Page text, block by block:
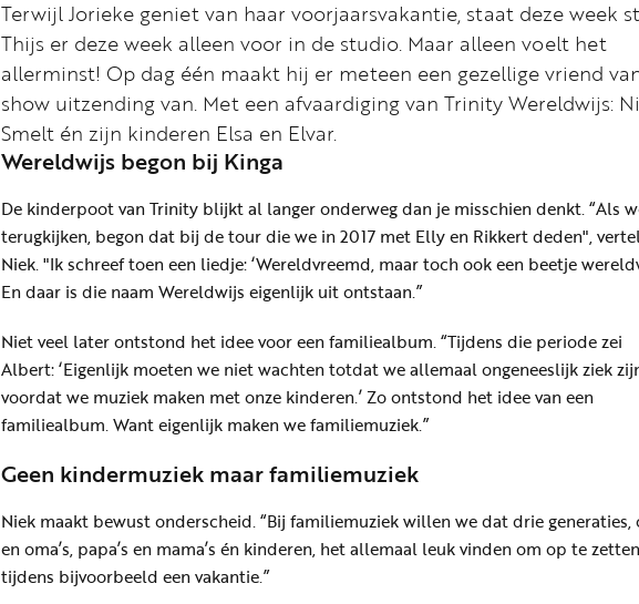
Terwijl Jorieke geniet van haar voorjaarsvakantie, staat deze week
Thijs er deze week alleen voor in de studio. Maar alleen voelt het
allerminst! Op dag één maakt hij er meteen een gezellige vriend
show uitzending van. Met een afvaardiging van Trinity Wereldwijs:
Smelt én zijn kinderen Elsa en Elvar.
Wereldwijs begon bij Kinga
De kinderpoot van Trinity blijkt al langer onderweg dan je misschien denkt. “Als
terugkijken, begon dat bij de tour die we in 2017 met Elly en Rikkert deden",
Niek. "Ik schreef toen een liedje: ‘Wereldvreemd, maar toch ook een beetje
En daar is die naam Wereldwijs eigenlijk uit ontstaan.”
Niet veel later ontstond het idee voor een familiealbum. “Tijdens die periode zei
Albert: ‘Eigenlijk moeten we niet wachten totdat we allemaal ongeneeslijk ziek
voordat we muziek maken met onze kinderen.’ Zo ontstond het idee van een
familiealbum. Want eigenlijk maken we familiemuziek.”
Geen kindermuziek maar familiemuziek
Niek maakt bewust onderscheid. “Bij familiemuziek willen we dat drie generaties,
en oma’s, papa’s en mama’s én kinderen, het allemaal leuk vinden om op te zetten
tijdens bijvoorbeeld een vakantie.”